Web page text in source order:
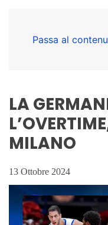
Passa al
LA
MILANO
13 Ottobre 2024